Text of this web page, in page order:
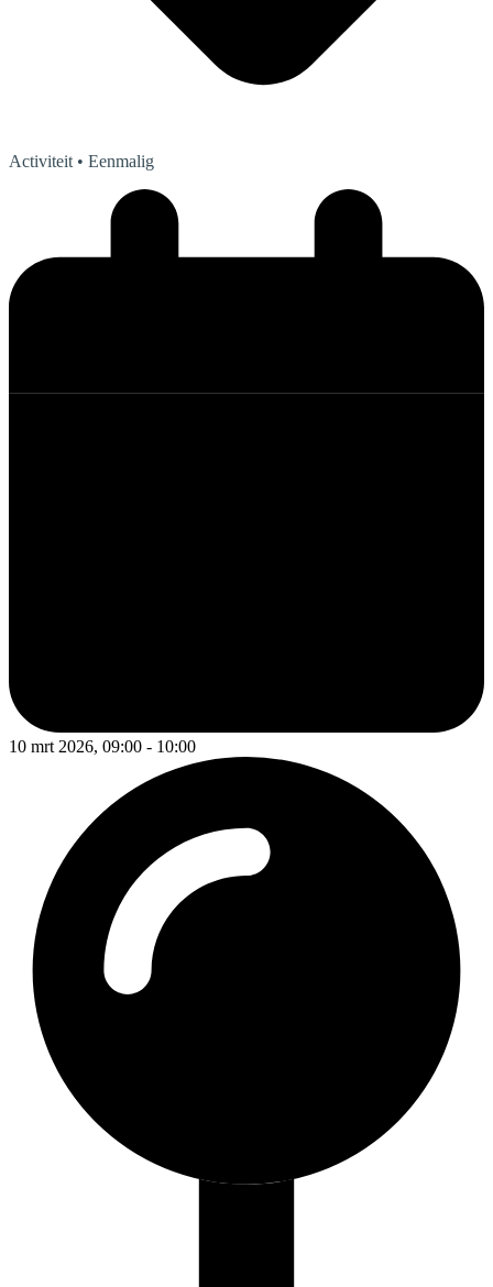
Activiteit • Eenmalig
10 mrt 2026, 09:00 - 10:00